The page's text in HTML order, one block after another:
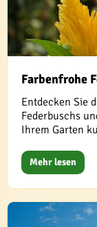
Farbenfrohe
Entdecken Sie
Federbuschs
Ihrem Garten
Mehr lesen